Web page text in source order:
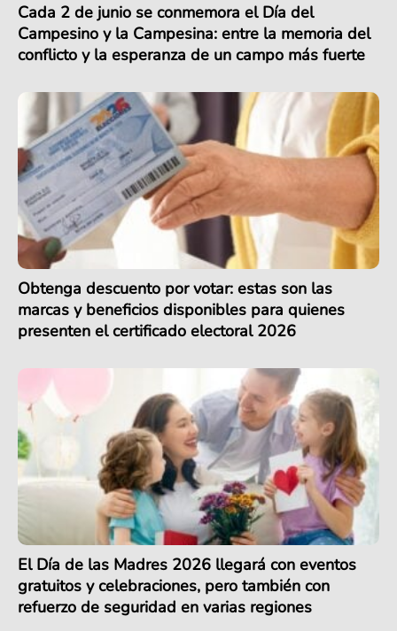
Cada 2 de junio se conmemora el Día del
Campesino y la Campesina: entre la memoria del
conflicto y la esperanza de un campo más fuerte
Obtenga descuento por votar: estas son las
marcas y beneficios disponibles para quienes
presenten el certificado electoral 2026
El Día de las Madres 2026 llegará con eventos
gratuitos y celebraciones, pero también con
refuerzo de seguridad en varias regiones